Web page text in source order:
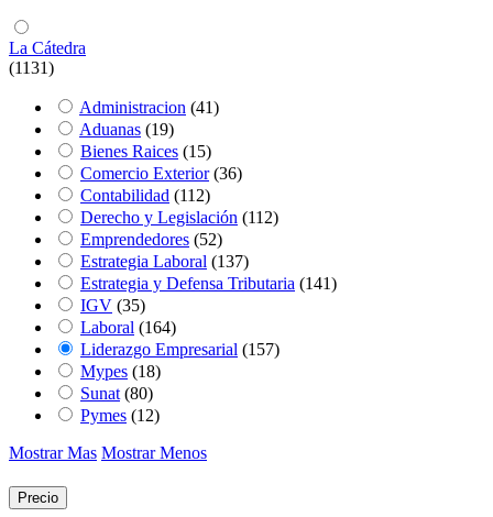
La Cátedra
(1131)
Administracion (41)
Aduanas (19)
Bienes Raices (15)
Comercio Exterior (36)
Contabilidad (112)
Derecho y Legislación (112)
Emprendedores (52)
Estrategia Laboral (137)
Estrategia y Defensa Tributaria (141)
IGV (35)
Laboral (164)
Liderazgo Empresarial (157)
Mypes (18)
Sunat (80)
Pymes (12)
Mostrar Mas Mostrar Menos
Precio